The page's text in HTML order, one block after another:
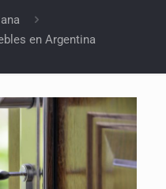
en Argentina